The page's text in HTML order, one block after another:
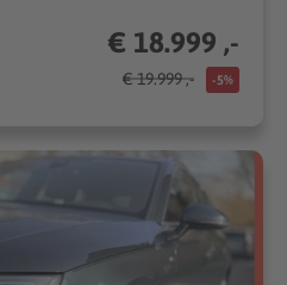
€ 18.999 ,-
€ 19.999 ,- -5%